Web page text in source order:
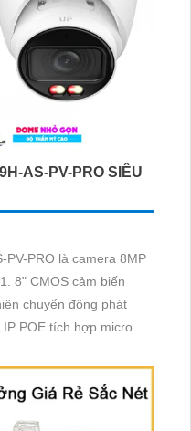
AS-PV-PRO SIÊU
PV-PRO là camera 8MP
8" CMOS cảm biến
chuyển động phát
POE tích hợp micro và